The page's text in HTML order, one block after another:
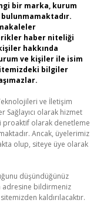
bir marka, kurum
haber niteliği
hakkında
ve kişiler ile isim
bilgiler
ve İletişim
Sağlayıcı olarak hizmet
proaktif olarak denetleme
Ancak, üyelerimiz
olup, siteye üye olarak
düşündüğünüz
adresine bildirmeniz
kaldırılacaktır.